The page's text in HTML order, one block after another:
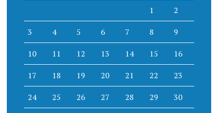
1 2
3 4 5 6 7 8 9
10 11 12 13 14 15 16
17 18 19 20 21 22 23
24 25 26 27 28 29 30